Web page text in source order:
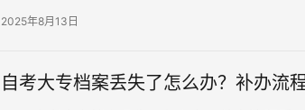
2025年8月13日
自考大专档案丢失了怎么办？补办流程